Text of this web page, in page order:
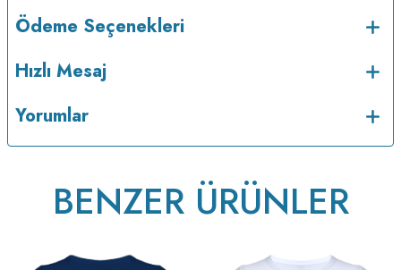
ütülenir.
Ödeme Seçenekleri
Hızlı Mesaj
Yorumlar
BENZER ÜRÜNLER